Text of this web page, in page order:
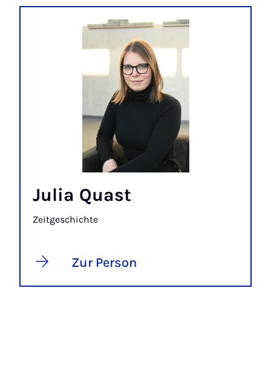
Julia Quast
Zeitgeschichte
Zur Person